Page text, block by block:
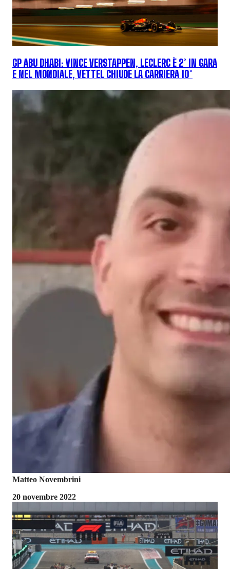
GP ABU DHABI: VINCE VERSTAPPEN, LECLERC È 2° IN GARA
E NEL MONDIALE, VETTEL CHIUDE LA CARRIERA 10°
Matteo Novembrini
20 novembre 2022